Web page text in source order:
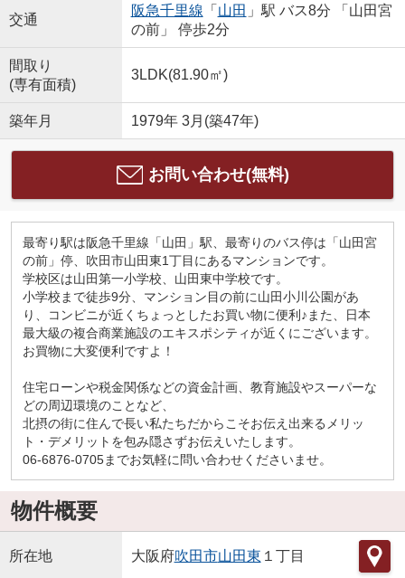
交通
阪急千里線 「 山田 」駅 バス8分 「山田宮
の前」 停歩2分
間取り
(専有面積)
3LDK(81.90㎡)
築年月 1979年 3月(築47年)
お問い合わせ(無料)
最寄り駅は阪急千里線「山田」駅、最寄りのバス停は「山田宮
の前」停、吹田市山田東1丁目にあるマンションです。
学校区は山田第一小学校、山田東中学校です。
小学校まで徒歩9分、マンション目の前に山田小川公園があ
り、コンビニが近くちょっとしたお買い物に便利♪また、日本
最大級の複合商業施設のエキスポシティが近くにございます。
お買物に大変便利ですよ！
住宅ローンや税金関係などの資金計画、教育施設やスーパーな
どの周辺環境のことなど、
北摂の街に住んで長い私たちだからこそお伝え出来るメリッ
ト・デメリットを包み隠さずお伝えいたします。
06-6876-0705までお気軽に問い合わせくださいませ。
物件概要
所在地 大阪府吹田市山田東 １丁目